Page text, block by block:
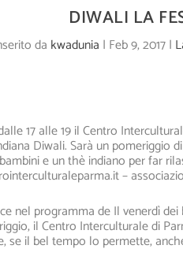
DIWALI LA
da kwadunia | Feb 9, 2017|
17 alle 19 il Centro
Diwali. Sarà un pomeriggio
e un thè indiano per far
arma.it –
nel programma de Il venerdì dei
il Centro Interculturale di
se il bel tempo lo permette,